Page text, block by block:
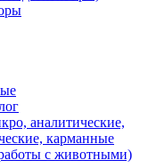
аналитические,
карманные
с животными)